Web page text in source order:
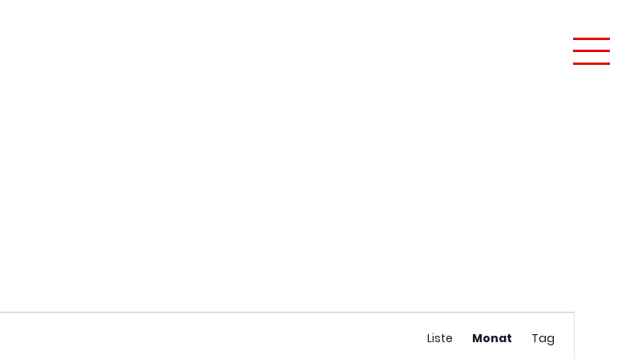
Ansichten-
Liste Monat Tag